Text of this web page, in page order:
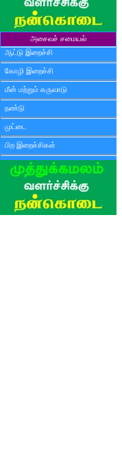
அசைவச் சமையல்
ஆட்டு இறைச்சி
கோழி இறைச்சி
மீன் மற்றும் கருவாடு
நண்டு
முட்டை
பிற இறைச்சிகள்